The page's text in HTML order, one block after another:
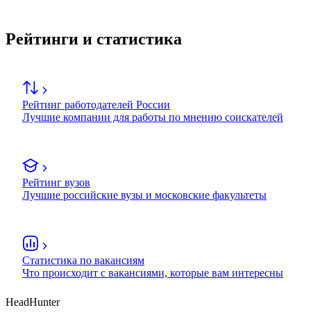
Рейтинги и статистика
Рейтинг работодателей России
Лучшие компании для работы по мнению соискателей
Рейтинг вузов
Лучшие российские вузы и московские факультеты
Статистика по вакансиям
Что происходит с вакансиями, которые вам интересны
HeadHunter